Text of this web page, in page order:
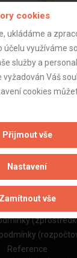
ARES dne
informace
Reference
cookies
ukládáme a
účelu využíváme
služby a
Váš
cookies
Přijmout vše
Nastavení
Zamítnout vše